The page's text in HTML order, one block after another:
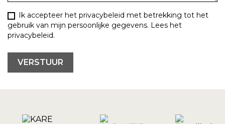
Ik accepteer het privacybeleid met betrekking tot het
gebruik van mijn persoonlijke gegevens. Lees het
privacybeleid.